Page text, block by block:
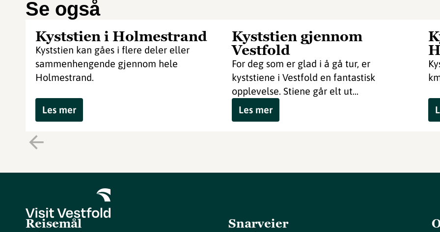
Se også
Kyststien i Holmestrand
Kyststien kan gåes i flere deler eller
sammenhengende gjennom hele
Holmestrand.
Les mer
Kyststien gjennom
Vestfold
For deg som er glad i å gå tur, er
kyststiene i Vestfold en fantastisk
opplevelse. Stiene går elt ut...
Les mer
Reisemål Snarveier